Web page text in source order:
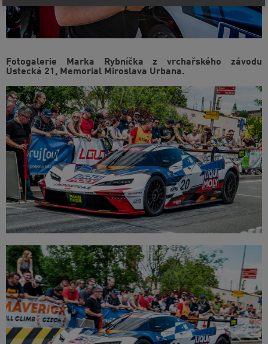
Fotogalerie Marka Rybníčka z vrchařského závodu
Ústecká 21, Memorial Miroslava Urbana.